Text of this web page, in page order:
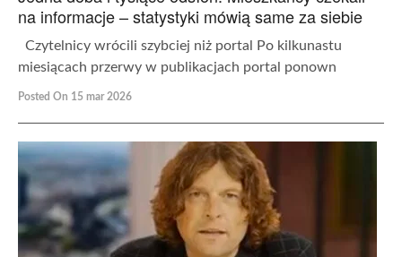
na informacje – statystyki mówią same za siebie
Czytelnicy wrócili szybciej niż portal Po kilkunastu
miesiącach przerwy w publikacjach portal ponown
Posted On 15 mar 2026